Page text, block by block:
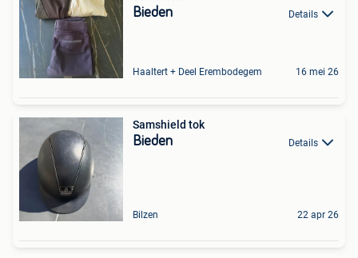
Bieden Details
Haaltert + Deel Erembodegem 16 mei 26
Samshield tok
Bieden Details
Bilzen 22 apr 26